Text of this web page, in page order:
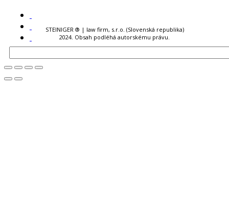
STEINIGER ® | law firm, s.r.o. (Slovenská republika)
2024. Obsah podléhá autorskému právu.